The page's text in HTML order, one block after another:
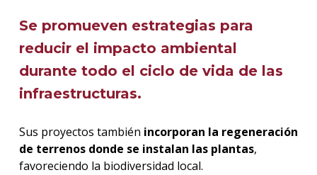
Se promueven estrategias para
reducir el impacto ambiental
durante todo el ciclo de vida de las
infraestructuras.
Sus proyectos también incorporan la regeneración
de terrenos donde se instalan las plantas,
favoreciendo la biodiversidad local.